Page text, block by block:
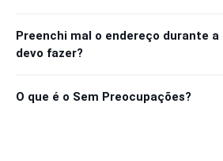
Preenchi mal o endereço durante a
devo fazer?
O que é o Sem Preocupações?